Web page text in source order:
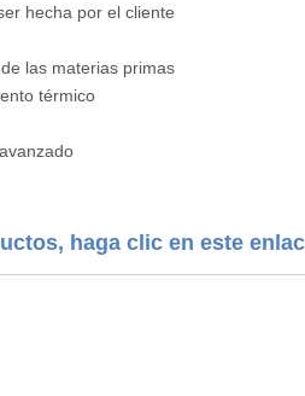
hecha por el cliente
las materias primas
térmico
haga clic en este